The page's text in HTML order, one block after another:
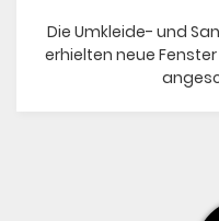
Die Umkleide- und
erhielten neue